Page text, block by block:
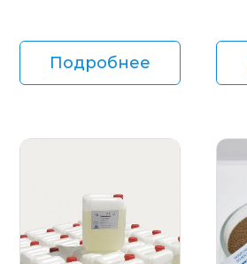
Подробнее